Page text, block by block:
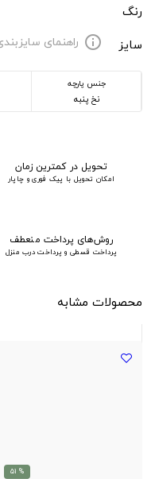
رنگ
سایز
info راهنمای
جنس پارچه
نخ پنبه
تحویل در کمترین زمان
امکان تحویل با پیک فوری و چاپار
روش‌های پرداخت منعطف
پرداخت قسطی و پرداخت درب منزل
محصولات مشابه
% 51